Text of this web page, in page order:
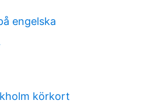
engelska
körkort